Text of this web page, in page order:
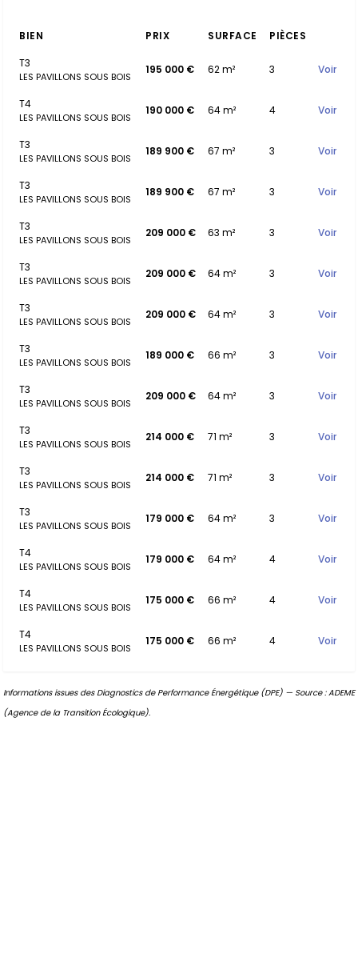
BIEN PRIX SURFACE
PIÈCES
T3
LES PAVILLONS SOUS BOIS
195 000 € 62 m² 3 Voir
T4
LES PAVILLONS SOUS BOIS
190 000 € 64 m² 4 Voir
T3
LES PAVILLONS SOUS BOIS
189 900 € 67 m² 3 Voir
T3
LES PAVILLONS SOUS BOIS
189 900 € 67 m² 3 Voir
T3
LES PAVILLONS SOUS BOIS
209 000 € 63 m² 3 Voir
T3
LES PAVILLONS SOUS BOIS
209 000 € 64 m² 3 Voir
T3
LES PAVILLONS SOUS BOIS
209 000 € 64 m² 3 Voir
T3
LES PAVILLONS SOUS BOIS
189 000 € 66 m² 3 Voir
T3
LES PAVILLONS SOUS BOIS
209 000 € 64 m² 3 Voir
T3
LES PAVILLONS SOUS BOIS
214 000 € 71 m² 3 Voir
T3
LES PAVILLONS SOUS BOIS
214 000 € 71 m² 3 Voir
T3
LES PAVILLONS SOUS BOIS
179 000 € 64 m² 3 Voir
T4
LES PAVILLONS SOUS BOIS
179 000 € 64 m² 4 Voir
T4
LES PAVILLONS SOUS BOIS
175 000 € 66 m² 4 Voir
T4
LES PAVILLONS SOUS BOIS
175 000 € 66 m² 4 Voir
Informations issues des Diagnostics de Performance Énergétique (DPE) — Source : ADEME
(Agence de la Transition Écologique).